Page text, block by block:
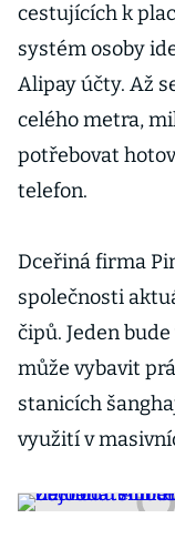
cestujících k
systém osoby
Alipay účty. Až
celého metra,
potřebovat
telefon.
Dceřiná firma
společnosti
čipů. Jeden
může vybavit
stanicích
využití v